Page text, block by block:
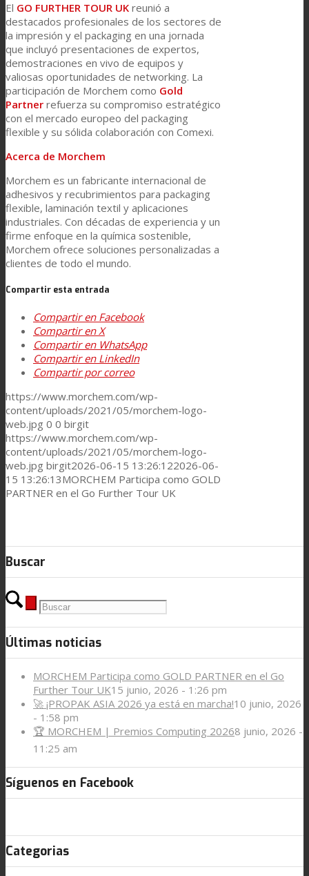
El GO FURTHER TOUR UK reunió a
destacados profesionales de los sectores de
la impresión y el packaging en una jornada
que incluyó presentaciones de expertos,
demostraciones en vivo de equipos y
valiosas oportunidades de networking. La
participación de Morchem como Gold
Partner refuerza su compromiso estratégico
con el mercado europeo del packaging
flexible y su sólida colaboración con Comexi.
Acerca de Morchem
Morchem es un fabricante internacional de
adhesivos y recubrimientos para packaging
flexible, laminación textil y aplicaciones
industriales. Con décadas de experiencia y un
firme enfoque en la química sostenible,
Morchem ofrece soluciones personalizadas a
clientes de todo el mundo.
Compartir esta entrada
Compartir en Facebook
Compartir en X
Compartir en WhatsApp
Compartir en LinkedIn
Compartir por correo
https://www.morchem.com/wp-
content/uploads/2021/05/morchem-logo-
web.jpg 0 0 birgit
https://www.morchem.com/wp-
content/uploads/2021/05/morchem-logo-
web.jpg birgit2026-06-15 13:26:122026-06-
15 13:26:13MORCHEM Participa como GOLD
PARTNER en el Go Further Tour UK
Buscar
Últimas noticias
MORCHEM Participa como GOLD PARTNER en el Go
Further Tour UK15 junio, 2026 - 1:26 pm
🚀 ¡PROPAK ASIA 2026 ya está en marcha!10 junio, 2026
- 1:58 pm
🏆 MORCHEM | Premios Computing 20268 junio, 2026 -
11:25 am
Síguenos en Facebook
Categorias